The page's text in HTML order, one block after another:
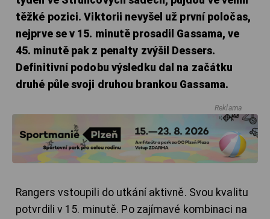
těžké pozici. Viktorii nevyšel už první poločas,
nejprve se v 15. minutě prosadil Gassama, ve
45. minutě pak z penalty zvýšil Dessers.
Definitivní podobu výsledku dal na začátku
druhé půle svoji druhou brankou Gassama.
Reklama
Rangers vstoupili do utkání aktivně. Svou kvalitu
potvrdili v 15. minutě. Po zajímavé kombinaci na